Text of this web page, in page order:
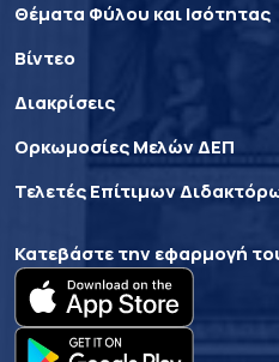
Θέματα Φύλου και Ισότητας
Βίντεο
Διακρίσεις
Ορκωμοσίες Μελών ΔΕΠ
Τελετές Επίτιμων
Κατεβάστε την εφαρμογή